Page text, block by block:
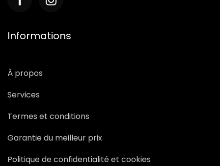
Informations
À propos
Services
Termes et conditions
Garantie du meilleur prix
Politique de confidentialité et cookies